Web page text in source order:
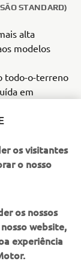
STANDARD)
alta
modelos
todo-o-terreno
em
os visitantes
o nosso
os nossos
website,
experiência